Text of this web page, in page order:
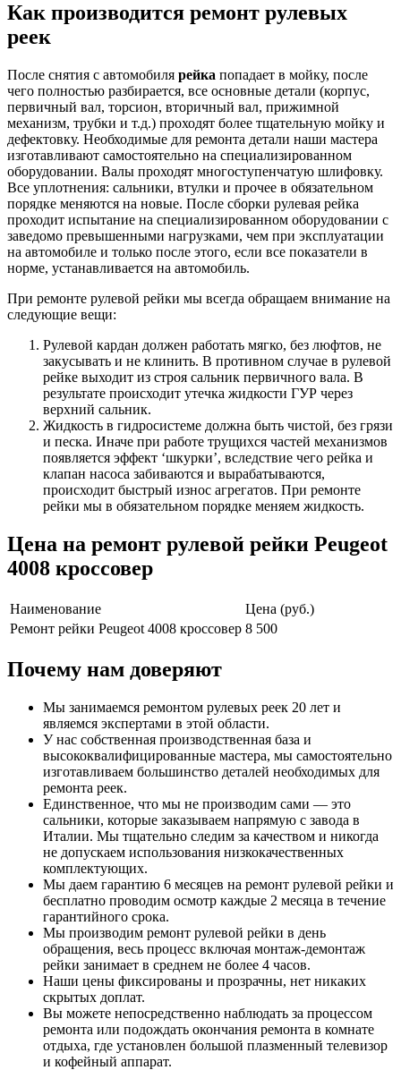
Как производится ремонт рулевых
реек
После снятия с автомобиля рейка попадает в мойку, после
чего полностью разбирается, все основные детали (корпус,
первичный вал, торсион, вторичный вал, прижимной
механизм, трубки и т.д.) проходят более тщательную мойку и
дефектовку. Необходимые для ремонта детали наши мастера
изготавливают самостоятельно на специализированном
оборудовании. Валы проходят многоступенчатую шлифовку.
Все уплотнения: сальники, втулки и прочее в обязательном
порядке меняются на новые. После сборки рулевая рейка
проходит испытание на специализированном оборудовании с
заведомо превышенными нагрузками, чем при эксплуатации
на автомобиле и только после этого, если все показатели в
норме, устанавливается на автомобиль.
При ремонте рулевой рейки мы всегда обращаем внимание на
следующие вещи:
Рулевой кардан должен работать мягко, без люфтов, не
закусывать и не клинить. В противном случае в рулевой
рейке выходит из строя сальник первичного вала. В
результате происходит утечка жидкости ГУР через
верхний сальник.
Жидкость в гидросистеме должна быть чистой, без грязи
и песка. Иначе при работе трущихся частей механизмов
появляется эффект ‘шкурки’, вследствие чего рейка и
клапан насоса забиваются и вырабатываются,
происходит быстрый износ агрегатов. При ремонте
рейки мы в обязательном порядке меняем жидкость.
Цена на ремонт рулевой рейки Peugeot
4008 кроссовер
Наименование
Цена (руб.)
Ремонт рейки Peugeot 4008 кроссовер 8 500
Почему нам доверяют
Мы занимаемся ремонтом рулевых реек 20 лет и
являемся экспертами в этой области.
У нас собственная производственная база и
высококвалифицированные мастера, мы самостоятельно
изготавливаем большинство деталей необходимых для
ремонта реек.
Единственное, что мы не производим сами — это
сальники, которые заказываем напрямую с завода в
Италии. Мы тщательно следим за качеством и никогда
не допускаем использования низкокачественных
комплектующих.
Мы даем гарантию 6 месяцев на ремонт рулевой рейки и
бесплатно проводим осмотр каждые 2 месяца в течение
гарантийного срока.
Мы производим ремонт рулевой рейки в день
обращения, весь процесс включая монтаж-демонтаж
рейки занимает в среднем не более 4 часов.
Наши цены фиксированы и прозрачны, нет никаких
скрытых доплат.
Вы можете непосредственно наблюдать за процессом
ремонта или подождать окончания ремонта в комнате
отдыха, где установлен большой плазменный телевизор
и кофейный аппарат.